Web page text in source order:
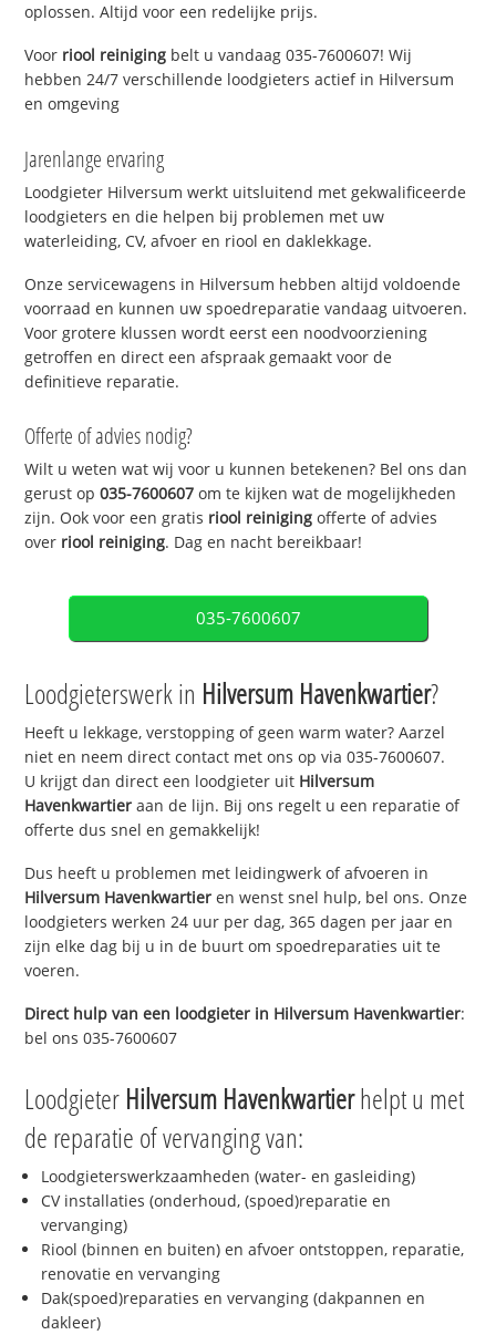
oplossen. Altijd voor een redelijke prijs.
Voor riool reiniging belt u vandaag 035-7600607! Wij
hebben 24/7 verschillende loodgieters actief in Hilversum
en omgeving
Jarenlange ervaring
Loodgieter Hilversum werkt uitsluitend met gekwalificeerde
loodgieters en die helpen bij problemen met uw
waterleiding, CV, afvoer en riool en daklekkage.
Onze servicewagens in Hilversum hebben altijd voldoende
voorraad en kunnen uw spoedreparatie vandaag uitvoeren.
Voor grotere klussen wordt eerst een noodvoorziening
getroffen en direct een afspraak gemaakt voor de
definitieve reparatie.
Offerte of advies nodig?
Wilt u weten wat wij voor u kunnen betekenen? Bel ons dan
gerust op035-7600607 om te kijken wat de mogelijkheden
zijn. Ook voor een gratis riool reiniging offerte of advies
over riool reiniging. Dag en nacht bereikbaar!
035-7600607
Loodgieterswerk in Hilversum Havenkwartier?
Heeft u lekkage, verstopping of geen warm water? Aarzel
niet en neem direct contact met ons op via 035-7600607.
U krijgt dan direct een loodgieter uit Hilversum
Havenkwartier aan de lijn. Bij ons regelt u een reparatie of
offerte dus snel en gemakkelijk!
Dus heeft u problemen met leidingwerk of afvoeren in
Hilversum Havenkwartier en wenst snel hulp, bel ons. Onze
loodgieters werken 24 uur per dag, 365 dagen per jaar en
zijn elke dag bij u in de buurt om spoedreparaties uit te
voeren.
Direct hulp van een loodgieter in Hilversum Havenkwartier:
bel ons 035-7600607
Loodgieter Hilversum Havenkwartierhelpt u met
de reparatie of vervanging van:
Loodgieterswerkzaamheden (water- en gasleiding)
CV installaties (onderhoud, (spoed)reparatie en
vervanging)
Riool (binnen en buiten) en afvoer ontstoppen, reparatie,
renovatie en vervanging
Dak(spoed)reparaties en vervanging (dakpannen en
dakleer)